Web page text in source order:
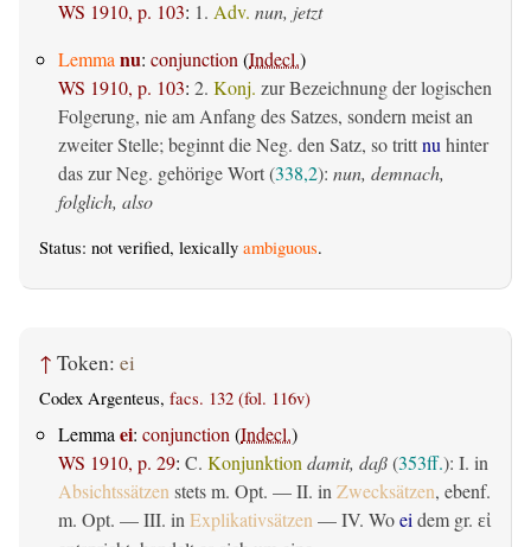
WS 1910, p. 103: 1. Adv. nun, jetzt
Lemma nu: conjunction (Indecl.)
WS 1910, p. 103: 2. Konj. zur Bezeichnung der logischen
Folgerung, nie am Anfang des Satzes, sondern meist an
zweiter Stelle; beginnt die Neg. den Satz, so trittnu hinter
das zur Neg. gehörige Wort (338,2): nun, demnach,
folglich, also
Status: not verified, lexically ambiguous.
↑ Token: ei
Codex Argenteus, facs. 132 (fol. 116v)
Lemma ei: conjunction (Indecl.)
WS 1910, p. 29: C. Konjunktion damit, daß(353ff.): I. in
Absichtssätzen stets m. Opt. — II. in Zwecksätzen, ebenf.
m. Opt. — III. in Explikativsätzen — IV. Woei dem gr. εἰ